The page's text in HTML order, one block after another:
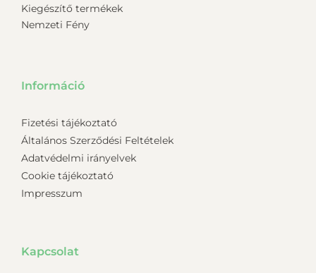
Kiegészítő termékek
Nemzeti Fény
Információ
Fizetési tájékoztató
Általános Szerződési Feltételek
Adatvédelmi irányelvek
Cookie tájékoztató
Impresszum
Kapcsolat